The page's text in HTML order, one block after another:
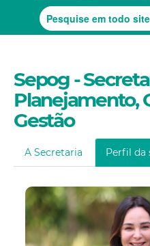
Sepog -
Planejamento,
Gestão
A Secretaria Perfil da